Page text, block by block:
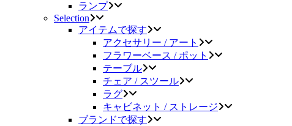
ランプ
Selection
アイテムで探す
アクセサリー / アート
フラワーベース / ポット
テーブル
チェア / スツール
ラグ
キャビネット / ストレージ
ブランドで探す